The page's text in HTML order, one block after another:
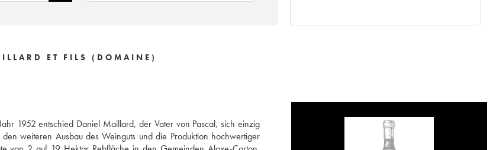
ET FILS (DOMAINE)
1952 entschied Daniel Maillard, der Vater von Pascal, sich einzig
weiteren Ausbau des Weinguts und die Produktion hochwertiger